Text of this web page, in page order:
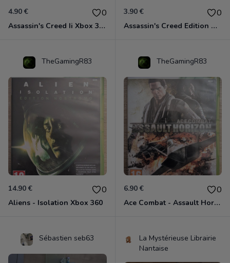
4.90 € 0
Assassin's Creed Ii Xbox 360
3.90 € 0
Assassin's Creed Edition Classics Xbox 360
TheGamingR83
14.90 € 0
Aliens - Isolation Xbox 360
TheGamingR83
6.90 € 0
Ace Combat - Assault Horizon Xbox 360
Sébastien seb63
La Mystérieuse Librairie
Nantaise